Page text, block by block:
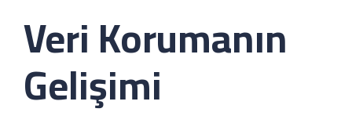
Veri Korumanın
Gelişimi